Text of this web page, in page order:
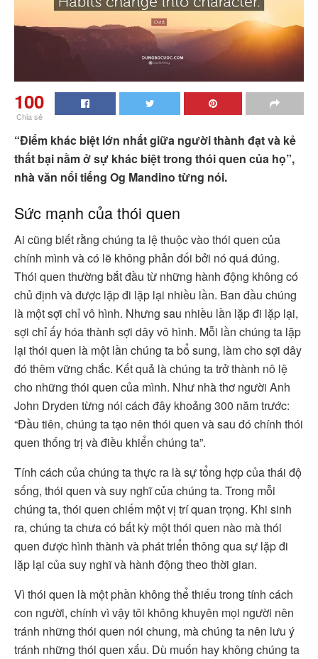
100
Chia sẻ
“Điểm khác biệt lớn nhất giữa người thành đạt và kẻ
thất bại nằm ở sự khác biệt trong thói quen của họ”,
nhà văn nổi tiếng Og Mandino từng nói.
Sức mạnh của thói quen
Ai cũng biết rằng chúng ta lệ thuộc vào thói quen của
chính mình và có lẽ không phản đối bởi nó quá đúng.
Thói quen thường bắt đầu từ những hành động không có
chủ định và được lặp đi lặp lại nhiều lần. Ban đầu chúng
là một sợi chỉ vô hình. Nhưng sau nhiều lần lặp đi lặp lại,
sợi chỉ ấy hóa thành sợi dây vô hình. Mỗi lần chúng ta lặp
lại thói quen là một lần chúng ta bổ sung, làm cho sợi dây
đó thêm vững chắc. Kết quả là chúng ta trở thành nô lệ
cho những thói quen của mình. Như nhà thơ người Anh
John Dryden từng nói cách đây khoảng 300 năm trước:
“Đầu tiên, chúng ta tạo nên thói quen và sau đó chính thói
quen thống trị và điều khiển chúng ta”.
Tính cách của chúng ta thực ra là sự tổng hợp của thái độ
sống, thói quen và suy nghĩ của chúng ta. Trong mỗi
chúng ta, thói quen chiếm một vị trí quan trọng. Khi sinh
ra, chúng ta chưa có bất kỳ một thói quen nào mà thói
quen được hình thành và phát triển thông qua sự lặp đi
lặp lại của suy nghĩ và hành động theo thời gian.
Vì thói quen là một phần không thể thiếu trong tính cách
con người, chính vì vậy tôi không khuyên mọi người nên
tránh những thói quen nói chung, mà chúng ta nên lưu ý
tránh những thói quen xấu. Dù muốn hay không chúng ta